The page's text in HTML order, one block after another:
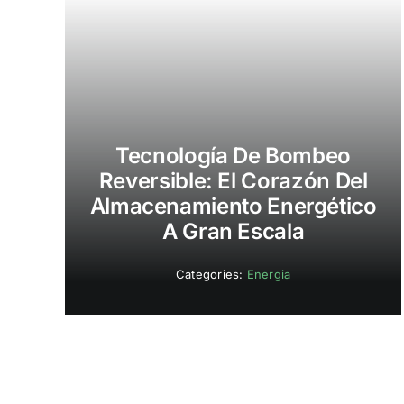
Tecnología De Bombeo
Reversible: El Corazón Del
Almacenamiento Energético
A Gran Escala
Categories: Energia